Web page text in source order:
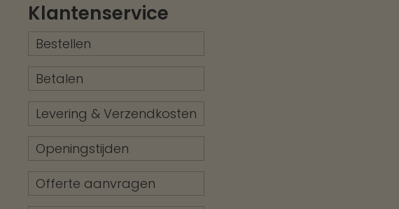
Klantenservice
Bestellen
Betalen
Levering & Verzendkosten
Openingstijden
Offerte aanvragen